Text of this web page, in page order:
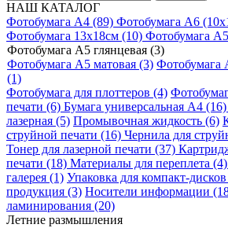
НАШ КАТАЛОГ
Фотобумага A4 (89) Фотобумага A6
Фотобумага 13х18см (10) Фотобумага
Фотобумага A5 глянцевая (3)
Фотобумага A5 матовая (3) Фотобумага
(1)
Фотобумага для плоттеров (4)
печати (6) Бумага универсальная A4 (16)
лазерная (5) Промывочная жидкость (6)
струйной печати (16) Чернила для
Тонер для лазерной печати (37)
печати (18) Материалы для переплета (4)
галерея (1) Упаковка для компакт-
продукция (3) Носители информации
ламинирования (20)
Летние размышления